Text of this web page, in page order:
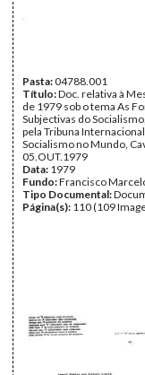
Pasta:04788.001
Título:Doc. relativa à
de 1979 sob o tema As
Subjectivas do
pela Tribuna
Socialismo no Mundo,
05.OUT.1979
Data: 1979
Fundo:Francisco
Tipo Documental:
Página(s): 110 (109